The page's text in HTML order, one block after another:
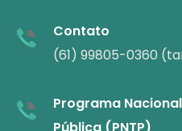
Contato
(61) 99805-0360
Programa